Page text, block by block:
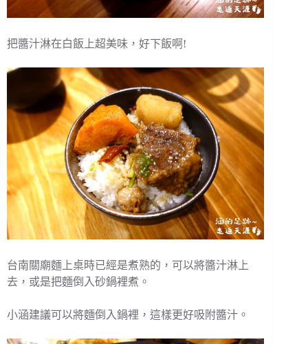
把醬汁淋在白飯上超美味，好下飯啊!
台南關廟麵上桌時已經是煮熟的，可以將醬汁淋上
去，或是把麵倒入砂鍋裡煮。
小涵建議可以將麵倒入鍋裡，這樣更好吸附醬汁。